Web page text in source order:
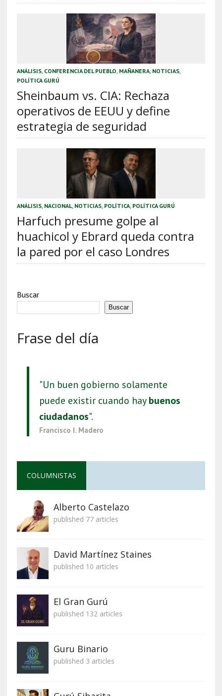
ANÁLISIS, CONFERENCIA DEL PUEBLO MAÑANERA, NOTICIAS,
POLÍTICA GURÚ
Sheinbaum vs. CIA: Rechaza
operativos de EEUU y define
estrategia de seguridad
ANÁLISIS, NACIONAL, NOTICIAS, POLÍTICA, POLÍTICA GURÚ
Harfuch presume golpe al
huachicol y Ebrard queda contra
la pared por el caso Londres
Buscar
Buscar
Frase del día
"Un buen gobierno solamente
puede existir cuando haybuenos
ciudadanos".
Francisco I. Madero
COLUMNISTAS
Alberto Castelazo
published 77 articles
David Martínez Staines
published 10 articles
El Gran Gurú
published 132 articles
Guru Binario
published 3 articles